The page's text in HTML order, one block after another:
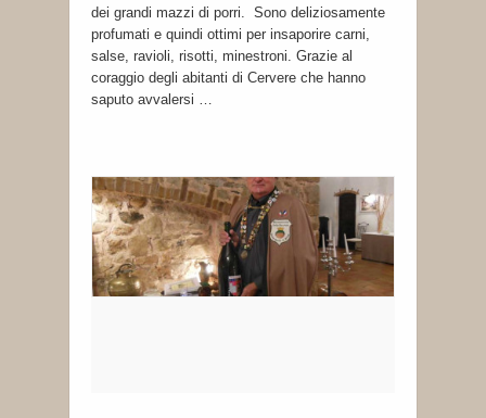
dei grandi mazzi di porri. Sono deliziosamente
profumati e quindi ottimi per insaporire carni,
salse, ravioli, risotti, minestroni. Grazie al
coraggio degli abitanti di Cervere che hanno
saputo avvalersi …